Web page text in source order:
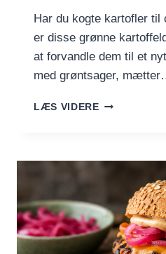
Har du kogte kartofler til
er disse grønne
at forvandle dem til et
med grøntsager,
LÆS VIDEREGRØNNE
OG